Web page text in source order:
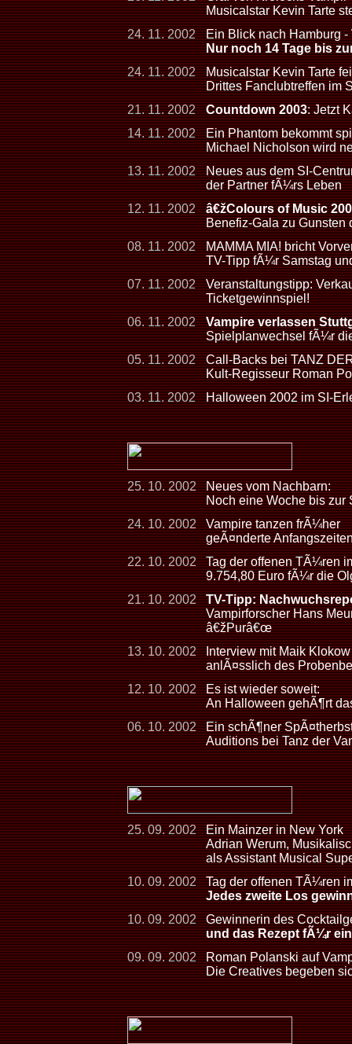
Musicalstar Kevin Tarte
24. 11. 2002
Ein Blick nach Hamburg -
Nur noch 14 Tage bis
24. 11. 2002
Musicalstar Kevin Tarte
Drittes Fanclubtreffen im
21. 11. 2002
Countdown 2003: Jetzt
14. 11. 2002
Ein Phantom bekommt
Michael Nicholson wird
13. 11. 2002
Neues aus dem SI-
der Partner fÃ¼rs Leben
12. 11. 2002
â€žColours of Music
Benefiz-Gala zu Gunsten
08. 11. 2002
MAMMA MIA! bricht
TV-Tipp fÃ¼r Samstag
07. 11. 2002
Veranstaltungstipp:
Ticketgewinnspiel!
06. 11. 2002
Vampire verlassen
Spielplanwechsel fÃ¼r
05. 11. 2002
Call-Backs bei TANZ
Kult-Regisseur Roman
03. 11. 2002
Halloween 2002 im SI-
25. 10. 2002
Neues vom Nachbarn:
Noch eine Woche bis zur
24. 10. 2002
Vampire tanzen frÃ¼her
geÃ¤nderte
22. 10. 2002
Tag der offenen TÃ¼ren
9.754,80 Euro fÃ¼r die
21. 10. 2002
TV-Tipp:
Vampirforscher Hans
â€žPurâ€œ
13. 10. 2002
Interview mit Maik
anlÃ¤sslich des
12. 10. 2002
Es ist wieder soweit:
An Halloween gehÃ¶rt
06. 10. 2002
Ein schÃ¶ner
Auditions bei Tanz der
25. 09. 2002
Ein Mainzer in New York
Adrian Werum,
als Assistant Musical
10. 09. 2002
Tag der offenen TÃ¼ren
Jedes zweite Los
10. 09. 2002
Gewinnerin des
und das Rezept fÃ¼r
09. 09. 2002
Roman Polanski auf
Die Creatives begeben